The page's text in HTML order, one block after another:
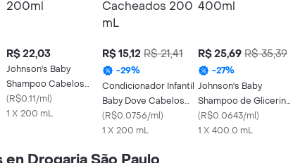
R$ 22,03
Johnson's Baby
Shampoo Cabelos
Claros 200ml
(R$0.11/ml)
1 X 200 mL
R$ 15,12 R$ 21,41
-29%
Condicionador Infantil
Baby Dove Cabelos
Cacheados 200 mL
(R$0.0756/ml)
1 X 200 mL
R$ 25,69 R$ 35,39
-27%
Johnson's Baby
Shampoo de Glicerina
400ml
(R$0.0643/ml)
1 X 400.0 mL